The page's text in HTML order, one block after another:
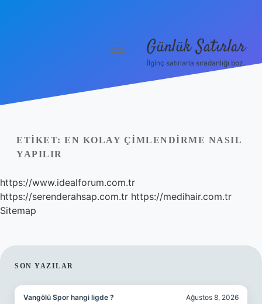
Yasal Uyarı
menüyü Günlük Satırlar
İlginç satırlarla sıradanlığı boz.
ETIKET: EN KOLAY ÇIMLENDIRME NASIL
YAPILIR
https://www.idealforum.com.tr
https://serenderahsap.com.tr https://medihair.com.tr
Sitemap
SIDEBAR
SON YAZILAR
Vangölü Spor hangi ligde ? Ağustos 8, 2026